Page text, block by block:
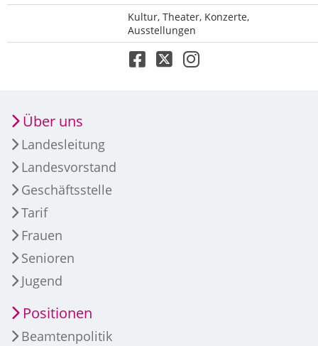
Kultur, Theater, Konzerte,
Ausstellungen
Über uns
Landesleitung
Landesvorstand
Geschäftsstelle
Tarif
Frauen
Senioren
Jugend
Positionen
Beamtenpolitik